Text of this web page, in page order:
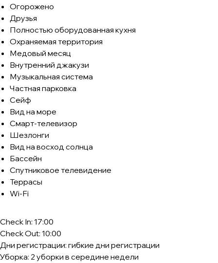
Огорожено
Друзья
Полностью оборудованная кухня
Охраняемая территория
Медовый месяц
Внутренний джакузи
Музыкальная система
Частная парковка
Сейф
Вид на море
Смарт-телевизор
Шезлонги
Вид на восход солнца
Бассейн
Спутниковое телевидение
Террасы
Wi-Fi
Check In: 17:00
Check Out: 10:00
Дни регистрации: гибкие дни регистрации
Уборка: 2 уборки в середине недели